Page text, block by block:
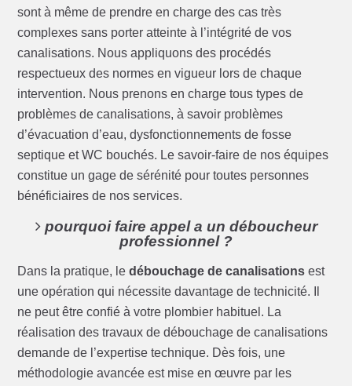
sont à même de prendre en charge des cas très
complexes sans porter atteinte à l’intégrité de vos
canalisations. Nous appliquons des procédés
respectueux des normes en vigueur lors de chaque
intervention. Nous prenons en charge tous types de
problèmes de canalisations, à savoir problèmes
d’évacuation d’eau, dysfonctionnements de fosse
septique et WC bouchés. Le savoir-faire de nos équipes
constitue un gage de sérénité pour toutes personnes
bénéficiaires de nos services.
pourquoi faire appel a un déboucheur
professionnel ?
Dans la pratique, ledébouchage de canalisations est
une opération qui nécessite davantage de technicité. Il
ne peut être confié à votre plombier habituel. La
réalisation des travaux de débouchage de canalisations
demande de l’expertise technique. Dès fois, une
méthodologie avancée est mise en œuvre par les